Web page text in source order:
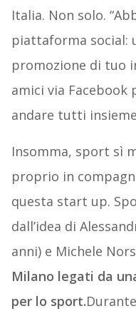
Italia. Non solo.
piattaforma social:
promozione di tuo
amici via
andare tutti
Insomma, sport sì
proprio in
questa start up.
dall’idea di
anni) e Michele
Milano legati da
per lo sport.